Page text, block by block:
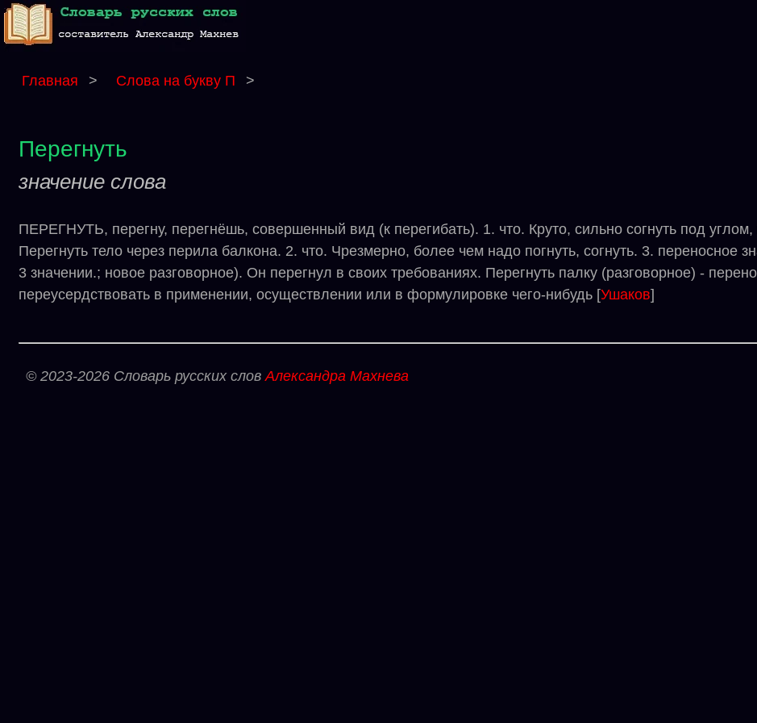
Главная > Слова на букву П >
Перегнуть
значение слова
ПЕРЕГНУТЬ, перегну, перегнёшь, совершенный вид (к перегибать). 1. что. Круто, сильно согнуть под
Перегнуть тело через перила балкона. 2. что. Чрезмерно, более чем надо погнуть, согнуть. 3. переносное
3 значении.; новое разговорное). Он перегнул в своих требованиях. Перегнуть палку (разговорное) -
переусердствовать в применении, осуществлении или в формулировке чего-нибудь [Ушаков]
© 2023-2026 Словарь русских словАлександра Махнева